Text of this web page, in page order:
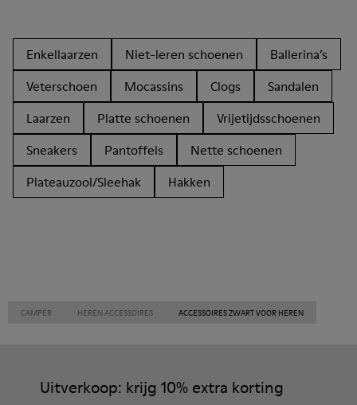
Enkellaarzen Niet-leren schoenen
Ballerina’s
Veterschoen
Mocassins Clogs
Sandalen
Laarzen
Platte schoenen
Vrijetijdsschoenen
Sneakers
Pantoffels
Nette schoenen
Plateauzool/Sleehak
Hakken
CAMPER HEREN ACCESSOIRES ACCESSOIRES ZWART VOOR HEREN
Uitverkoop: krijg 10% extra korting